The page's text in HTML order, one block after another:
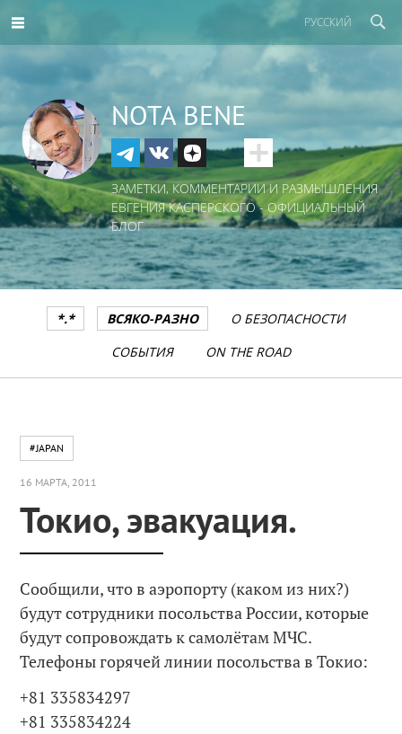
РУССКИЙ
NOTA BENE
ЗАМЕТКИ, КОММЕНТАРИИ И РАЗМЫШЛЕНИЯ
ЕВГЕНИЯ КАСПЕРСКОГО - ОФИЦИАЛЬНЫЙ
БЛОГ
*.* ВСЯКО-РАЗНО
О БЕЗОПАСНОСТИ
СОБЫТИЯ
ON THE ROAD
#JAPAN
16 МАРТА, 2011
Токио, эвакуация.
Сообщили, что в аэропорту (каком из них?)
будут сотрудники посольства России, которые
будут сопровождать к самолётам МЧС.
Телефоны горячей линии посольства в Токио:
+81 335834297
+81 335834224